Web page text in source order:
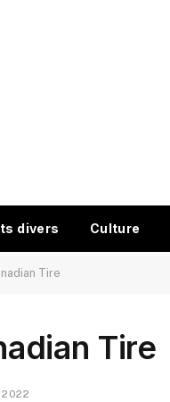
divers Culture
Tire
Tire